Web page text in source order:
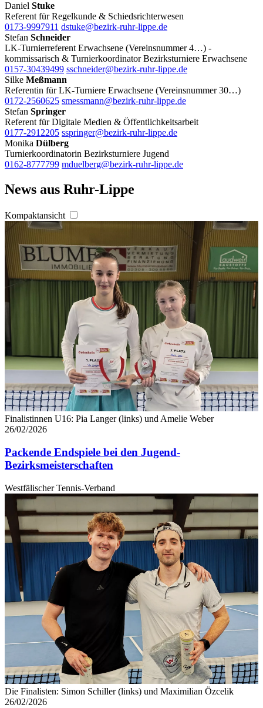
Daniel Stuke
Referent für Regelkunde & Schiedsrichterwesen
0173-9997911 dstuke@bezirk-ruhr-lippe.de
Stefan Schneider
LK-Turnierreferent Erwachsene (Vereinsnummer 4…) -
kommissarisch & Turnierkoordinator Bezirksturniere Erwachsene
0157-30439499 sschneider@bezirk-ruhr-lippe.de
Silke Meßmann
Referentin für LK-Turniere Erwachsene (Vereinsnummer 30…)
0172-2560625 smessmann@bezirk-ruhr-lippe.de
Stefan Springer
Referent für Digitale Medien & Öffentlichkeitsarbeit
0177-2912205 sspringer@bezirk-ruhr-lippe.de
Monika Dülberg
Turnierkoordinatorin Bezirksturniere Jugend
0162-8777799 mduelberg@bezirk-ruhr-lippe.de
News aus Ruhr-Lippe
Kompaktansicht
Finalistinnen U16: Pia Langer (links) und Amelie Weber
26/02/2026
Packende Endspiele bei den Jugend-
Bezirksmeisterschaften
Westfälischer Tennis-Verband
Die Finalisten: Simon Schiller (links) und Maximilian Özcelik
26/02/2026